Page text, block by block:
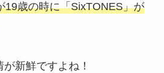
19歳の時に「SixTONES」が
新鮮ですよね！